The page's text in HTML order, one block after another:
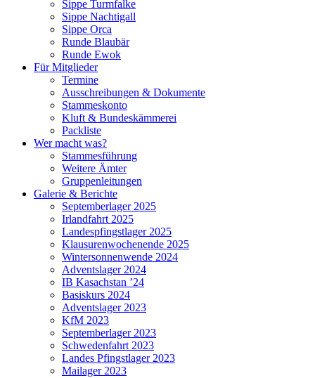
Sippe Turmfalke
Sippe Nachtigall
Sippe Orca
Runde Blaubär
Runde Ewok
Für Mitglieder
Termine
Ausschreibungen & Dokumente
Stammeskonto
Kluft & Bundeskämmerei
Packliste
Wer macht was?
Stammesführung
Weitere Ämter
Gruppenleitungen
Galerie & Berichte
Septemberlager 2025
Irlandfahrt 2025
Landespfingstlager 2025
Klausurenwochenende 2025
Wintersonnenwende 2024
Adventslager 2024
IB Kasachstan ’24
Basiskurs 2024
Adventslager 2023
KfM 2023
Septemberlager 2023
Schwedenfahrt 2023
Landes Pfingstlager 2023
Mailager 2023